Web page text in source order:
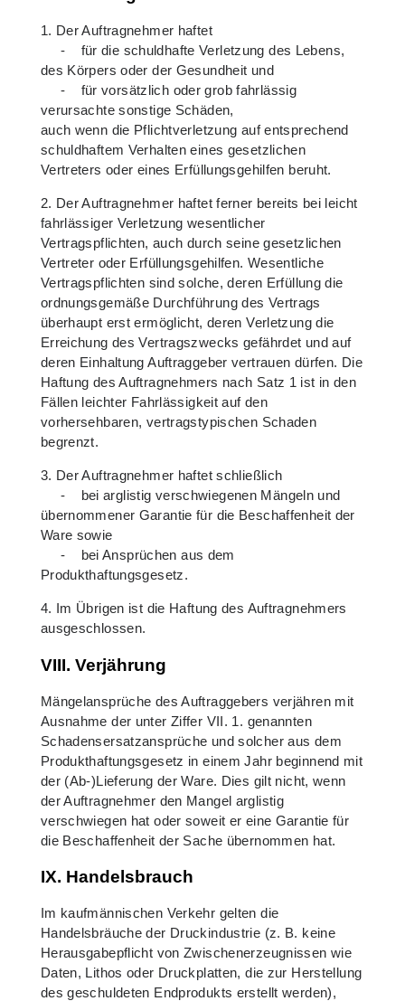
1. Der Auftragnehmer haftet
- für die schuldhafte Verletzung des Lebens,
des Körpers oder der Gesundheit und
- für vorsätzlich oder grob fahrlässig
verursachte sonstige Schäden,
auch wenn die Pflichtverletzung auf entsprechend
schuldhaftem Verhalten eines gesetzlichen
Vertreters oder eines Erfüllungsgehilfen beruht.
2. Der Auftragnehmer haftet ferner bereits bei leicht
fahrlässiger Verletzung wesentlicher
Vertragspflichten, auch durch seine gesetzlichen
Vertreter oder Erfüllungsgehilfen. Wesentliche
Vertragspflichten sind solche, deren Erfüllung die
ordnungsgemäße Durchführung des Vertrags
überhaupt erst ermöglicht, deren Verletzung die
Erreichung des Vertragszwecks gefährdet und auf
deren Einhaltung Auftraggeber vertrauen dürfen. Die
Haftung des Auftragnehmers nach Satz 1 ist in den
Fällen leichter Fahrlässigkeit auf den
vorhersehbaren, vertragstypischen Schaden
begrenzt.
3. Der Auftragnehmer haftet schließlich
- bei arglistig verschwiegenen Mängeln und
übernommener Garantie für die Beschaffenheit der
Ware sowie
- bei Ansprüchen aus dem
Produkthaftungsgesetz.
4. Im Übrigen ist die Haftung des Auftragnehmers
ausgeschlossen.
VIII. Verjährung
Mängelansprüche des Auftraggebers verjähren mit
Ausnahme der unter Ziffer VII. 1. genannten
Schadensersatzansprüche und solcher aus dem
Produkthaftungsgesetz in einem Jahr beginnend mit
der (Ab-)Lieferung der Ware. Dies gilt nicht, wenn
der Auftragnehmer den Mangel arglistig
verschwiegen hat oder soweit er eine Garantie für
die Beschaffenheit der Sache übernommen hat.
IX. Handelsbrauch
Im kaufmännischen Verkehr gelten die
Handelsbräuche der Druckindustrie (z. B. keine
Herausgabepflicht von Zwischenerzeugnissen wie
Daten, Lithos oder Druckplatten, die zur Herstellung
des geschuldeten Endprodukts erstellt werden),